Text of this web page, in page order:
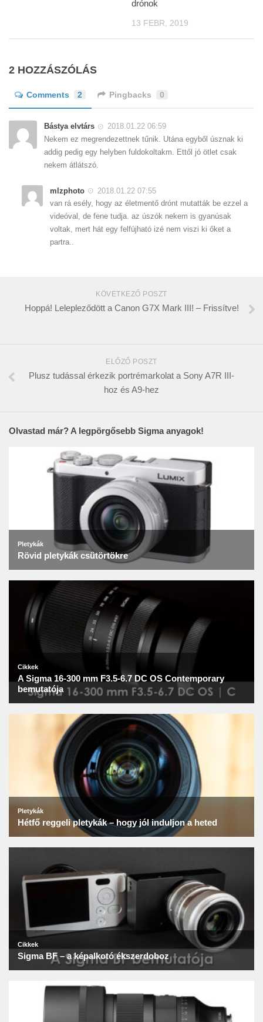
drónok
13 FEBR, 2019
2 HOZZÁSZÓLÁS
Comments 2 Pingbacks 0
Bástya elvtárs
2018.01.22 06:59
Nekem ez megrendezettnek tűnik. Utána egyből úsznak ki
addig pedig egy helyben fuldokoltakm. Ettől jó ötlet csak
nekem átlátszó.
mlzphoto
2018.01.22 07:55
van rá esély, hogy az életmentő drónt mutatták be ezzel a
videóval, de fene tudja. az úszók nekem is gyanúsak
voltak, mert hát egy felfújható izé nem viszi ki őket a
partra..
KÖVETKEZŐ POSZT
Hoppá! Lelepleződött a Canon G7X Mark III! – Frissítve!
ELŐZŐ POSZT
Plusz tudással érkezik portrémarkolat a Sony A7R III-
hoz és A9-hez
Olvastad már? A legpörgősebb Sigma anyagok!